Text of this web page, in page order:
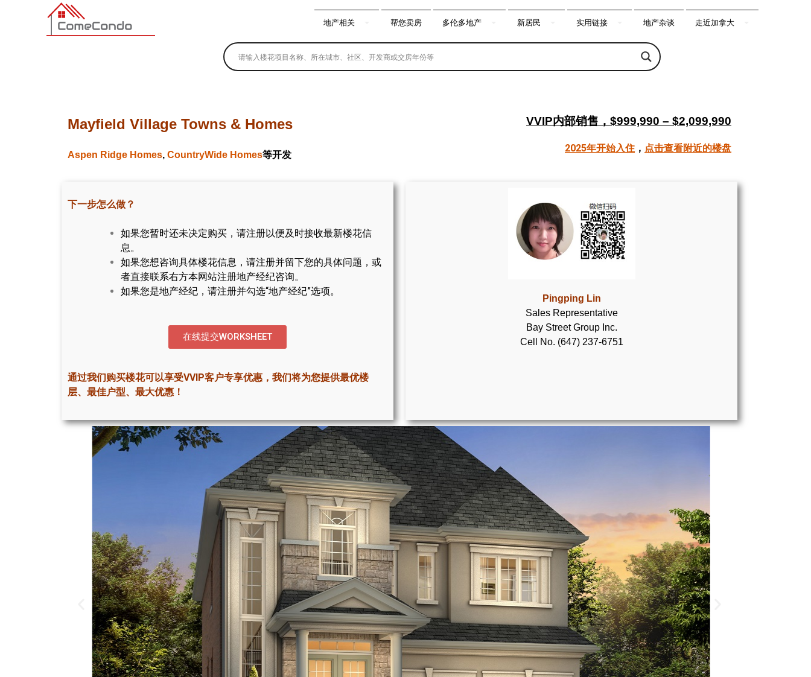
多伦多最新最全的楼花搜索引擎
地产相关 帮您卖房 多伦多地产 新居民 实用链接 地产杂谈 走近加拿大
Mayfield Village Towns & Homes
Aspen Ridge Homes, CountryWide Homes等开发
VVIP内部销售，$999,990 – $2,099,990
2025年开始入住 ， 点击查看附近的楼盘
下一步怎么做？
如果您暂时还未决定购买，请注册以便及时接收最新楼花信
息。
如果您想咨询具体楼花信息，请注册并留下您的具体问题，或
者直接联系右方本网站注册地产经纪咨询。
如果您是地产经纪，请注册并勾选“地产经纪”选项。
在线提交WORKSHEET
通过我们购买楼花可以享受VVIP客户专享优惠，我们将为您提供最优楼
层、最佳户型、最大优惠！
Pingping Lin
Sales Representative
Bay Street Group Inc.
Cell No. (647) 237-6751